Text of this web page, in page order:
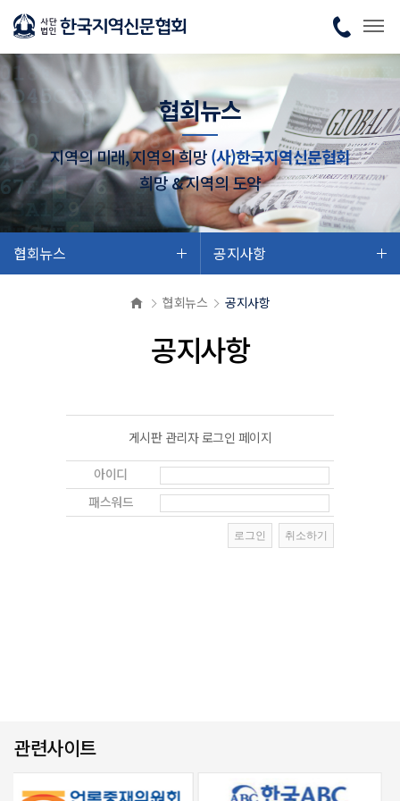
협회뉴스
지역의 미래, 지역의 희망(사)한국지역신문협회
희망 & 지역의 도약
협회뉴스 공지사항
협회뉴스 공지사항
공지사항
게시판 관리자 로그인 페이지
아이디
패스워드
관련사이트